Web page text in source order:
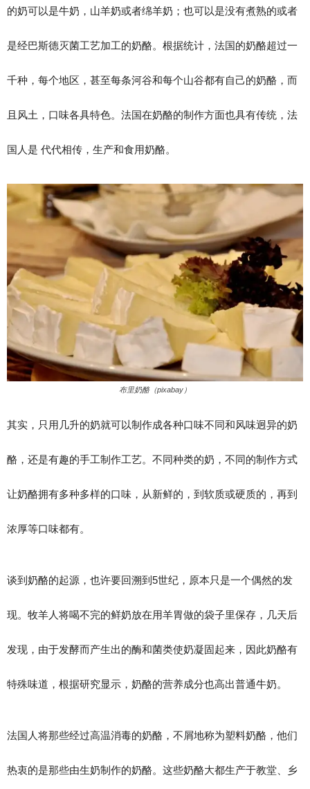
的奶可以是牛奶，山羊奶或者绵羊奶；也可以是没有煮熟的或者
是经巴斯德灭菌工艺加工的奶酪。根据统计，法国的奶酪超过一
千种，每个地区，甚至每条河谷和每个山谷都有自己的奶酪，而
且风土，口味各具特色。法国在奶酪的制作方面也具有传统，法
国人是 代代相传，生产和食用奶酪。
布里奶酪（pixabay）
其实，只用几升的奶就可以制作成各种口味不同和风味迥异的奶
酪，还是有趣的手工制作工艺。不同种类的奶，不同的制作方式
让奶酪拥有多种多样的口味，从新鲜的，到软质或硬质的，再到
浓厚等口味都有。
谈到奶酪的起源，也许要回溯到5世纪，原本只是一个偶然的发
现。牧羊人将喝不完的鲜奶放在用羊胃做的袋子里保存，几天后
发现，由于发酵而产生出的酶和菌类使奶凝固起来，因此奶酪有
特殊味道，根据研究显示，奶酪的营养成分也高出普通牛奶。
法国人将那些经过高温消毒的奶酪，不屑地称为塑料奶酪，他们
热衷的是那些由生奶制作的奶酪。这些奶酪大都生产于教堂、乡